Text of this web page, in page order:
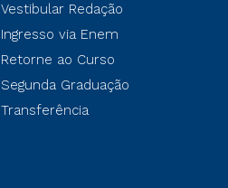
Vestibular Redação
Ingresso via Enem
Retorne ao Curso
Segunda Graduação
Transferência